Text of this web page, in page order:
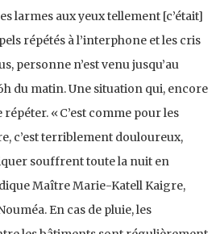
larmes aux yeux tellement [c’était]
répétés à l’interphone et les cris
personne n’est venu jusqu’au
du matin. Une situation qui, encore
« C’est comme pour les
c’est terriblement douloureux,
souffrent toute la nuit en
Maître Marie-Katell Kaigre,
En cas de pluie, les